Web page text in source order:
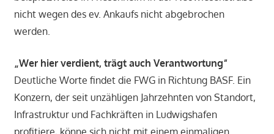
nicht wegen des ev. Ankaufs nicht abgebrochen
werden.
„Wer hier verdient, trägt auch Verantwortung“
Deutliche Worte findet die FWG in Richtung BASF. Ein
Konzern, der seit unzähligen Jahrzehnten von Standort,
Infrastruktur und Fachkräften in Ludwigshafen